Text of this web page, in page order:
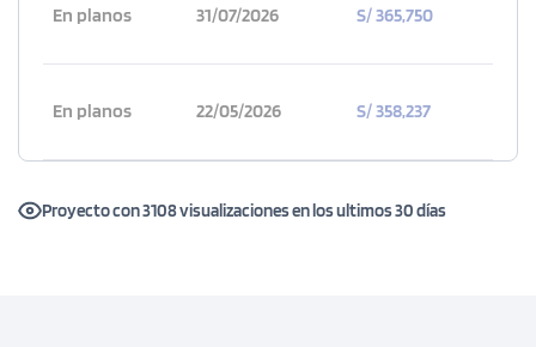
En planos 31/07/2026 S/ 365,750
En planos 22/05/2026 S/ 358,237
Proyecto con 3108 visualizaciones en los ultimos 30 días